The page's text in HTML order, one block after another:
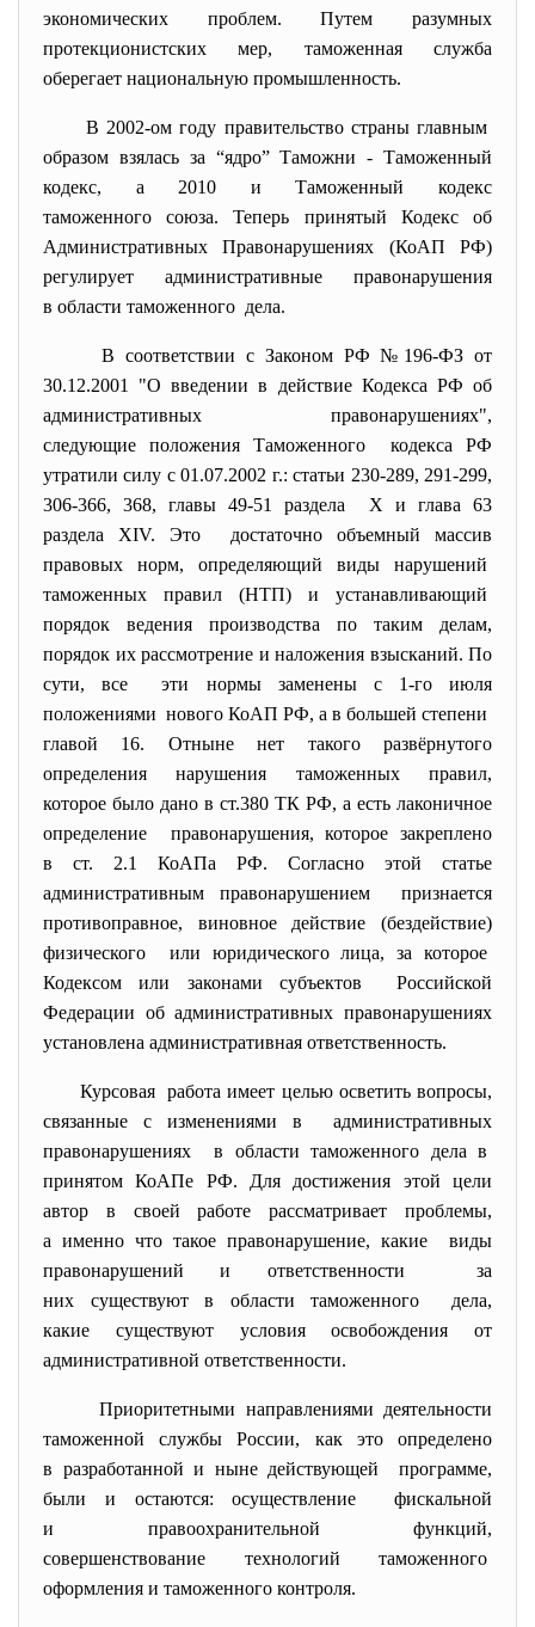
экономических проблем. Путем разумных
протекционистских мер, таможенная служба
оберегает национальную промышленность.
В 2002-ом году правительство страны главным
образом взялась за “ядро” Таможни - Таможенный
кодекс, а 2010 и Таможенный кодекс
таможенного союза. Теперь принятый Кодекс об
Административных Правонарушениях (КоАП РФ)
регулирует административные правонарушения
в области таможенного дела.
В соответствии с Законом РФ №196-ФЗ от
30.12.2001 "О введении в действие Кодекса РФ об
административных правонарушениях",
следующие положения Таможенного кодекса РФ
утратили силу с 01.07.2002 г.: статьи 230-289, 291-299,
306-366, 368, главы 49-51 раздела Х и глава 63
раздела ХIV. Это достаточно объемный массив
правовых норм, определяющий виды нарушений
таможенных правил (НТП) и устанавливающий
порядок ведения производства по таким делам,
порядок их рассмотрение и наложения взысканий. По
сути, все эти нормы заменены с 1-го июля
положениями нового КоАП РФ, а в большей степени
главой 16. Отныне нет такого развёрнутого
определения нарушения таможенных правил,
которое было дано в ст.380 ТК РФ, а есть лаконичное
определение правонарушения, которое закреплено
в ст. 2.1 КоАПа РФ. Согласно этой статье
административным правонарушением признается
противоправное, виновное действие (бездействие)
физического или юридического лица, за которое
Кодексом или законами субъектов Российской
Федерации об административных правонарушениях
установлена административная ответственность.
Курсовая работа имеет целью осветить вопросы,
связанные с изменениями в административных
правонарушениях в области таможенного дела в
принятом КоАПе РФ. Для достижения этой цели
автор в своей работе рассматривает проблемы,
а именно что такое правонарушение, какие виды
правонарушений и ответственности за
них существуют в области таможенного дела,
какие существуют условия освобождения от
административной ответственности.
Приоритетными направлениями деятельности
таможенной службы России, как это определено
в разработанной и ныне действующей программе,
были и остаются: осуществление фискальной
и правоохранительной функций,
совершенствование технологий таможенного
оформления и таможенного контроля.